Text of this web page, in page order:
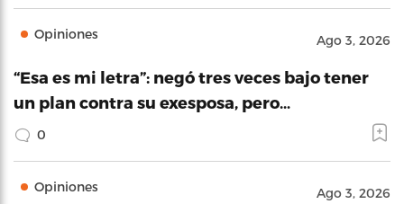
Opiniones Ago 3, 2026
“Esa es mi letra”: negó tres veces bajo tener
un plan contra su exesposa, pero…
0
Opiniones Ago 3, 2026